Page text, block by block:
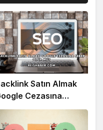
Satın Almak
Cezasına
Olur mu?